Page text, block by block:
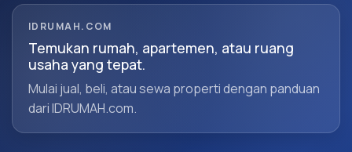
IDRUMAH.COM
Temukan rumah, apartemen, atau ruang
usaha yang tepat.
Mulai jual, beli, atau sewa properti dengan panduan
dari IDRUMAH.com.